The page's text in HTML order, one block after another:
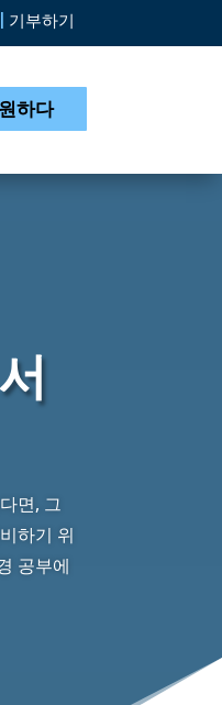
기부하기
하다
면, 그
하기 위
공부에